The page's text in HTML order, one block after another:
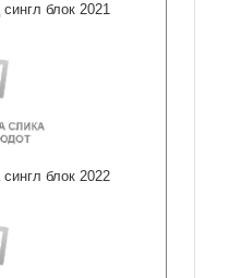
блок 2021
блок 2022